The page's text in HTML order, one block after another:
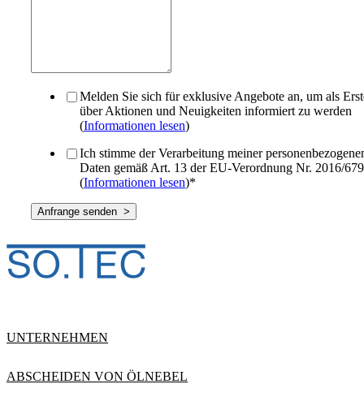
Melden Sie sich für exklusive Angebote an, um als
über Aktionen und Neuigkeiten informiert zu werden
(Informationen lesen)
Ich stimme der Verarbeitung meiner
Daten gemäß Art. 13 der EU-Verordnung Nr. 2016/679
(Informationen lesen)*
UNTERNEHMEN
ABSCHEIDEN VON ÖLNEBEL